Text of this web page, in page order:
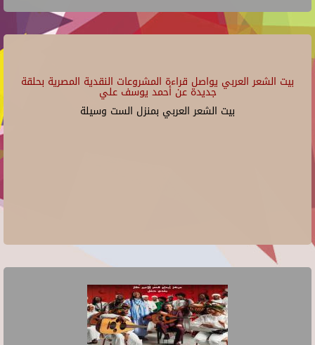
بيت الشعر العربي يواصل قراءة المشروعات النقدية المصرية بحلقة
جديدة عن أحمد يوسف علي
بيت الشعر العربي بمنزل الست وسيلة